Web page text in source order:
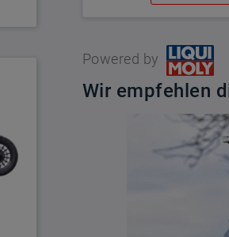
Powered by
Wir empfehlen